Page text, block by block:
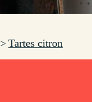
> Tartes citron